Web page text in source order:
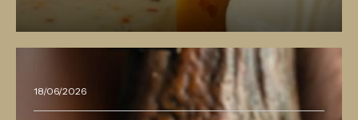
18/06/2026